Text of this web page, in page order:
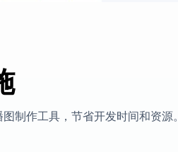
制作工具，节省开发时间和资源。